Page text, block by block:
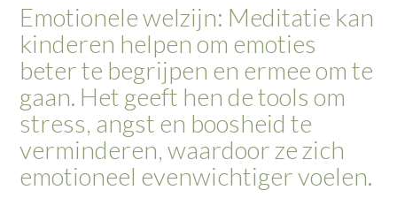
Emotionele welzijn: Meditatie kan
kinderen helpen om emoties
beter te begrijpen en ermee om te
gaan. Het geeft hen de tools om
stress, angst en boosheid te
verminderen, waardoor ze zich
emotioneel evenwichtiger voelen.